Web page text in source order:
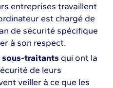
entreprises travaillent
est chargé de
de sécurité spécifique
à son respect.
traitants qui ont la
de leurs
veiller à ce que les